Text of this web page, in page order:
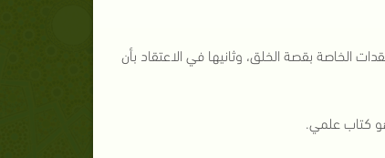
الخاصة بقصة الخلق، وثانيها في الاعتقاد بأن
هو كتاب علمي.